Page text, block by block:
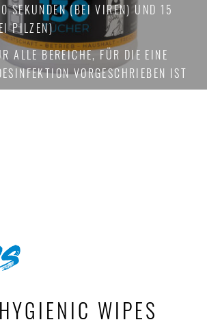
SEKUNDEN (BEI VIREN) UND 15
PILZEN)
ALLE BEREICHE, FÜR DIE EINE
VORGESCHRIEBEN IST
HYGIENIC WIPES